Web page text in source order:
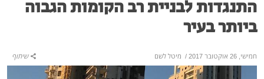
התנגדות לבניית רב הקומות הגבוה
ביותר בעיר
חמישי, 26 אוקטובר 2017 / מיטל לשם שיתוף